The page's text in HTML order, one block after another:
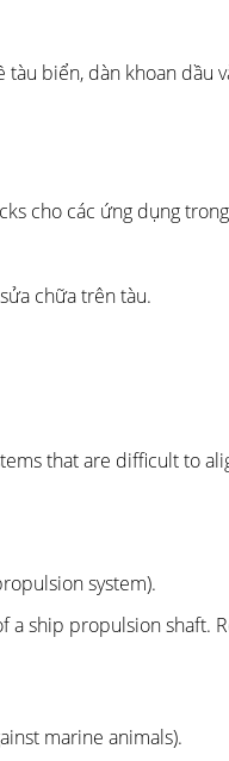
biển, dàn khoan dầu
cho các ứng dụng
chữa trên tàu.
that are difficult to
system).
a ship propulsion shaft.
marine animals).